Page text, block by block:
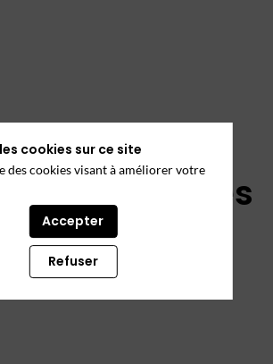
Légales
cookies sur ce site
des cookies visant à améliorer votre
Accepter
Refuser